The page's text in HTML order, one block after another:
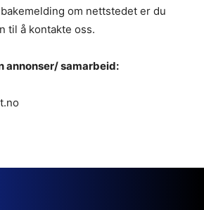
om nettstedet er du
til å kontakte oss.
annonser/ samarbeid: